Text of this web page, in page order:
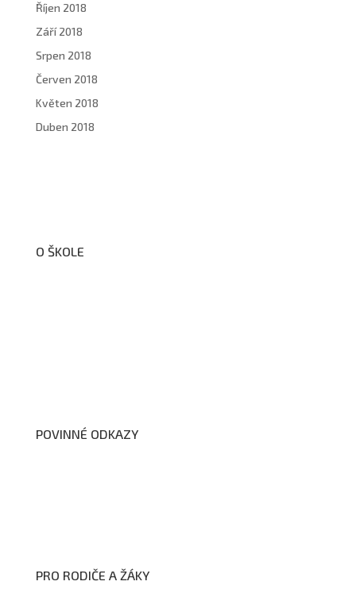
Říjen 2018
Září 2018
Srpen 2018
Červen 2018
Květen 2018
Duben 2018
O ŠKOLE
POVINNÉ ODKAZY
PRO RODIČE A ŽÁKY